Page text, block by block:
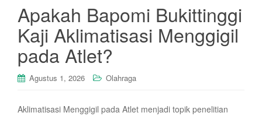
Apakah Bapomi Bukittinggi
Kaji Aklimatisasi Menggigil
pada Atlet?
Agustus 1, 2026 Olahraga
Aklimatisasi Menggigil pada Atlet menjadi topik penelitian